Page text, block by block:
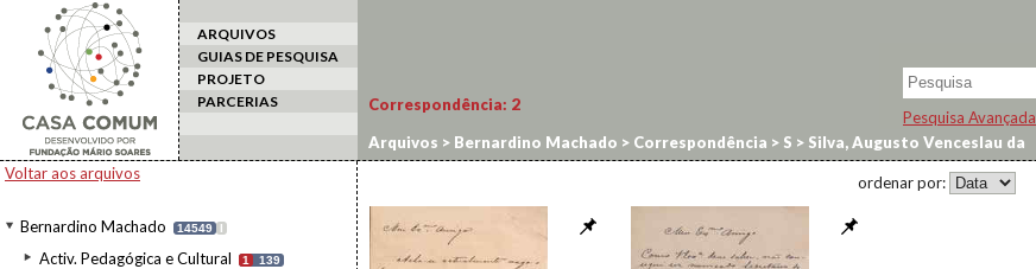
ARQUIVOS
GUIAS DE PESQUISA
PROJETO
PARCERIAS
Pesquisa Avançada
Voltar aos arquivos
Bernardino Machado 14549 I
Activ. Pedagógica e Cultural 1 139
Correspondência: 2
Arquivos > Bernardino Machado > Correspondência > S > Silva, Augusto Venceslau da
ordenar por: